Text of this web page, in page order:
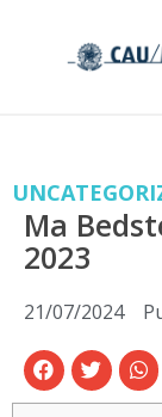
Ma
2023
21/07/2024